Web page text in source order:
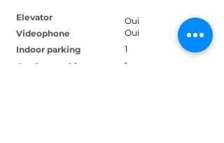
Elevator
Videophone
Indoor parking
Outdoor parking
Oui
Oui
1
1